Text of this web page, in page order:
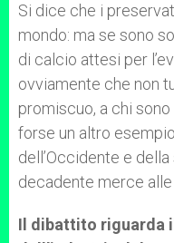
Si dice che i
mondo: ma se sono
di calcio attesi per
ovviamente che non
promiscuo, a chi
forse un altro
dell’Occidente e
decadente merce
Il dibattito riguarda